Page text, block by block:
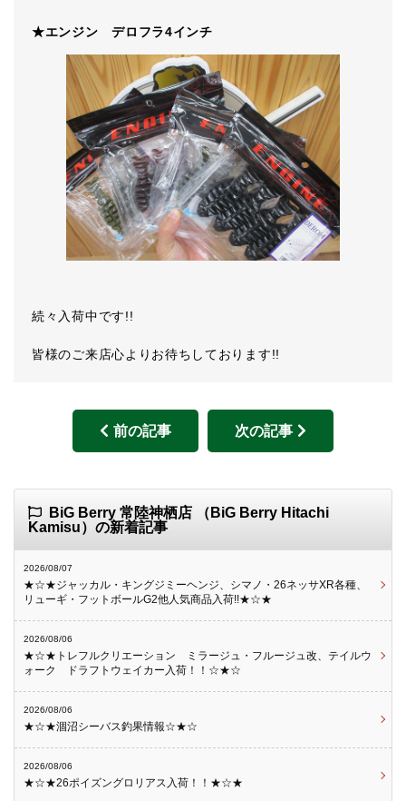
★エンジン デロフラ4インチ
続々入荷中です!!
皆様のご来店心よりお待ちしております!!
前の記事 次の記事
BiG Berry 常陸神栖店 （BiG Berry Hitachi
Kamisu）の新着記事
2026/08/07
★☆★ジャッカル・キングジミーヘンジ、シマノ・26ネッサXR各種、
リューギ・フットボールG2他人気商品入荷!!★☆★
2026/08/06
★☆★トレフルクリエーション ミラージュ・フルージュ改、テイルウ
ォーク ドラフトウェイカー入荷！！☆★☆
2026/08/06
★☆★涸沼シーバス釣果情報☆★☆
2026/08/06
★☆★26ポイズングロリアス入荷！！★☆★